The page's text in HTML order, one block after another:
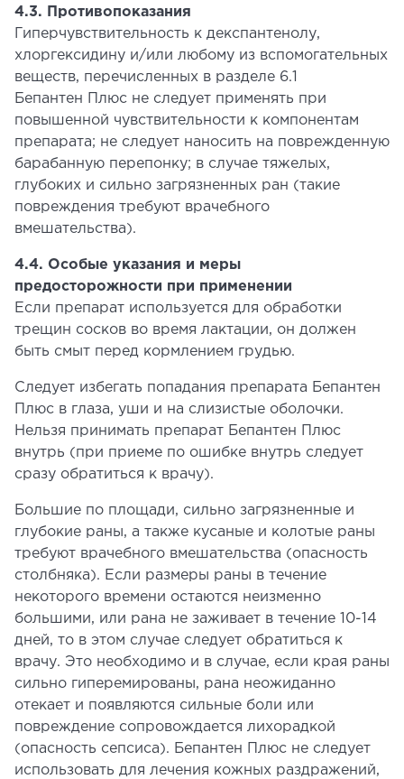
4.3. Противопоказания
Гиперчувствительность к декспантенолу,
хлоргексидину и/или любому из вспомогательных
веществ, перечисленных в разделе 6.1
Бепантен Плюс не следует применять при
повышенной чувствительности к компонентам
препарата; не следует наносить на поврежденную
барабанную перепонку; в случае тяжелых,
глубоких и сильно загрязненных ран (такие
повреждения требуют врачебного
вмешательства).
4.4. Особые указания и меры
предосторожности при применении
Если препарат используется для обработки
трещин сосков во время лактации, он должен
быть смыт перед кормлением грудью.
Следует избегать попадания препарата Бепантен
Плюс в глаза, уши и на слизистые оболочки.
Нельзя принимать препарат Бепантен Плюс
внутрь (при приеме по ошибке внутрь следует
сразу обратиться к врачу).
Большие по площади, сильно загрязненные и
глубокие раны, а также кусаные и колотые раны
требуют врачебного вмешательства (опасность
столбняка). Если размеры раны в течение
некоторого времени остаются неизменно
большими, или рана не заживает в течение 10-14
дней, то в этом случае следует обратиться к
врачу. Это необходимо и в случае, если края раны
сильно гиперемированы, рана неожиданно
отекает и появляются сильные боли или
повреждение сопровождается лихорадкой
(опасность сепсиса). Бепантен Плюс не следует
использовать для лечения кожных раздражений,